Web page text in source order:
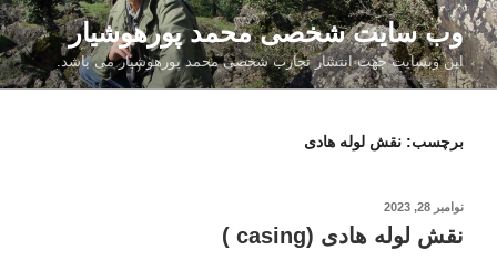
رفتن
به
محتوا
وب سایت شخصی محمد پورهوشیار
این وبسایت جهت انتشار تجارب شخصی محمد پورهوشیار می باشد.
برچسب: نقش لوله هادی
نوشته‌شده
نوامبر 28, 2023
نقش لوله هادی (casing )